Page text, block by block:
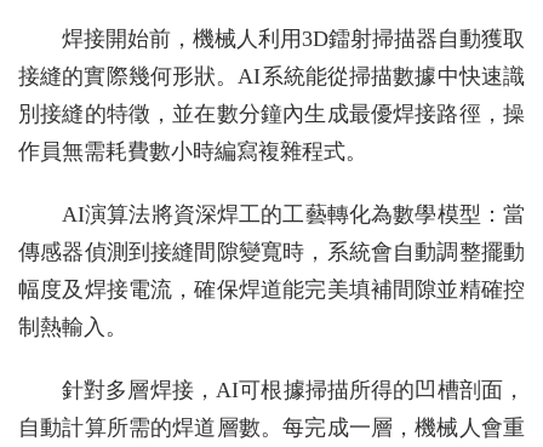
焊接開始前，機械人利用3D鐳射掃描器自動獲取
接縫的實際幾何形狀。AI系統能從掃描數據中快速識
別接縫的特徵，並在數分鐘內生成最優焊接路徑，操
作員無需耗費數小時編寫複雜程式。
AI演算法將資深焊工的工藝轉化為數學模型：當
傳感器偵測到接縫間隙變寬時，系統會自動調整擺動
幅度及焊接電流，確保焊道能完美填補間隙並精確控
制熱輸入。
針對多層焊接，AI可根據掃描所得的凹槽剖面，
自動計算所需的焊道層數。每完成一層，機械人會重